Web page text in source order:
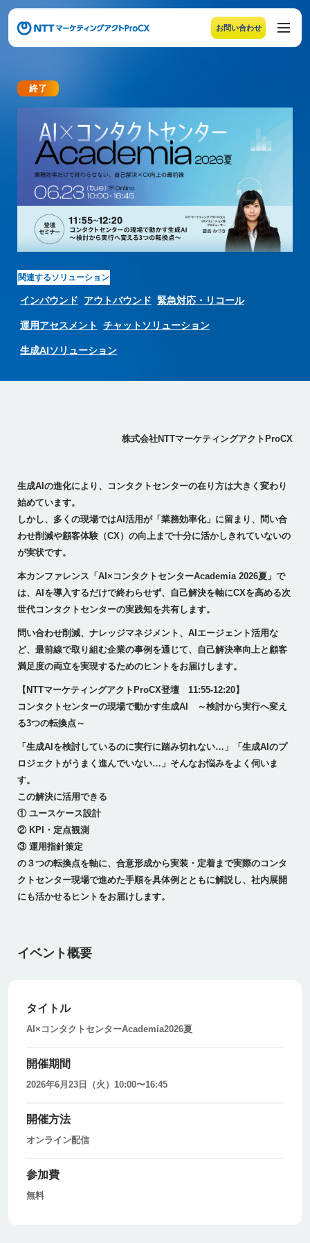
お問い合わせ
メニューの末尾です。Escape キーでメニューを閉じるこ
終了
【参加費無料オンラインイベント】AI×コンタクト
関連するソリューション
インバウンド アウトバウンド 緊急対応・リコール
運用アセスメント チャットソリューション
生成AIソリューション
株式会社NTTマーケティングアクトProCX
生成AIの進化により、コンタクトセンターの在り方は大きく変わり
始めています。
しかし、多くの現場ではAI活用が「業務効率化」に留まり、問い合
わせ削減や顧客体験（CX）の向上まで十分に活かしきれていないの
が実状です。
本カンファレンス「AI×コンタクトセンターAcademia 2026夏」で
は、AIを導入するだけで終わらせず、自己解決を軸にCXを高める次
世代コンタクトセンターの実践知を共有します。
問い合わせ削減、ナレッジマネジメント、AIエージェント活用な
ど、最前線で取り組む企業の事例を通じて、自己解決率向上と顧客
満足度の両立を実現するためのヒントをお届けします。
【NTTマーケティングアクトProCX登壇 11:55-12:20】
コンタクトセンターの現場で動かす生成AI ～検討から実行へ変え
る3つの転換点～
「生成AIを検討しているのに実行に踏み切れない…」「生成AIのプ
ロジェクトがうまく進んでいない…」そんなお悩みをよく伺いま
す。
この解決に活用できる
① ユースケース設計
② KPI・定点観測
③ 運用指針策定
の３つの転換点を軸に、合意形成から実装・定着まで実際のコンタ
クトセンター現場で進めた手順を具体例とともに解説し、社内展開
にも活かせるヒントをお届けします。
イベント概要
タイトル
AI×コンタクトセンターAcademia2026夏
開催期間
2026年6月23日（火）10:00〜16:45
開催方法
オンライン配信
参加費
無料